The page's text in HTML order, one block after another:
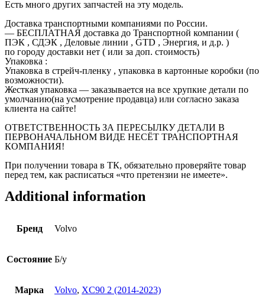
Есть много других запчастей на эту модель.
Доставка транспортными компаниями по России.
— БЕСПЛАТНАЯ доставка до Транспортной компании (
ПЭК , СДЭК , Деловые линии , GTD , Энергия, и д.р. )
по городу доставки нет ( или за доп. стоимость)
Упаковка :
Упаковка в стрейч-пленку , упаковка в картонные коробки (по
возможности).
Жесткая упаковка — заказывается на все хрупкие детали по
умолчанию(на усмотрение продавца) или согласно заказа
клиента на сайте!
ОТВЕТСТВЕННОСТЬ ЗА ПЕРЕСЫЛКУ ДЕТАЛИ В
ПЕРВОНАЧАЛЬНОМ ВИДЕ НЕСЁТ ТРАНСПОРТНАЯ
КОМПАНИЯ!
При получении товара в ТК, обязательно проверяйте товар
перед тем, как расписаться «что претензии не имеете».
Additional information
Бренд Volvo
Состояние Б/у
Марка Volvo, XC90 2 (2014-2023)